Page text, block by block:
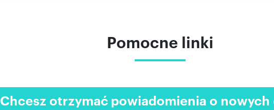
Pomocne linki
Chcesz otrzymać powiadomienia o